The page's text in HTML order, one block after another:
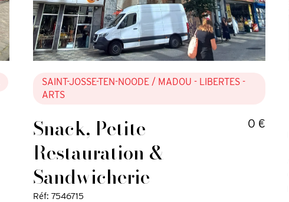
SAINT-JOSSE-TEN-NOODE/ MADOU - LIBERTES -
ARTS
Snack, Petite
Restauration &
Sandwicherie
0 €
Réf: 7546715